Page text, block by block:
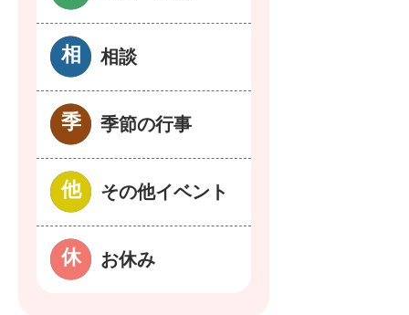
相談
季節の行事
その他イベント
お休み